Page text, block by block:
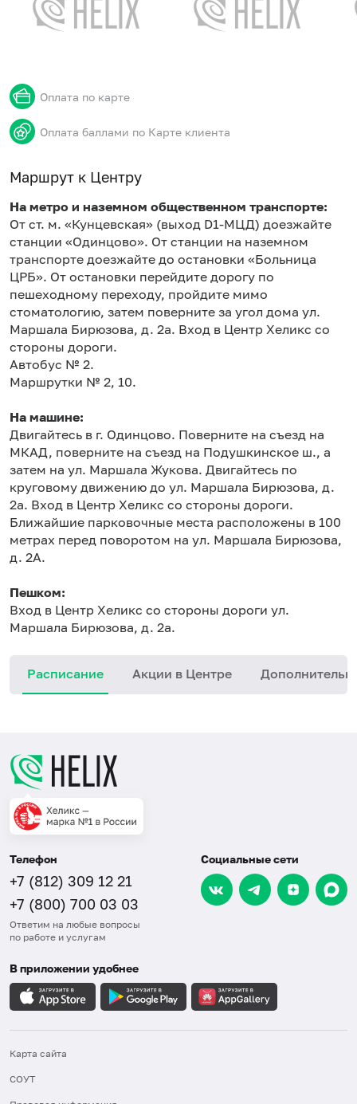
Оплата по карте
Оплата баллами по Карте клиента
Маршрут к Центру
На метро и наземном общественном транспорте:
От ст. м. «Кунцевская» (выход D1-МЦД) доезжайте
станции «Одинцово». От станции на наземном
транспорте доезжайте до остановки «Больница
ЦРБ». От остановки перейдите дорогу по
пешеходному переходу, пройдите мимо
стоматологию, затем поверните за угол дома ул.
Маршала Бирюзова, д. 2а. Вход в Центр Хеликс со
стороны дороги.
Автобус № 2.
Маршрутки № 2, 10.
На машине:
Двигайтесь в г. Одинцово. Поверните на съезд на
МКАД, поверните на съезд на Подушкинское ш., а
затем на ул. Маршала Жукова. Двигайтесь по
круговому движению до ул. Маршала Бирюзова, д.
2а. Вход в Центр Хеликс со стороны дороги.
Ближайшие парковочные места расположены в 100
метрах перед поворотом на ул. Маршала Бирюзова,
д. 2А.
Пешком:
Вход в Центр Хеликс со стороны дороги ул.
Маршала Бирюзова, д. 2а.
Расписание Акции в Центре
Телефон
+7 (812) 309 12 21
+7 (800) 700 03 03
Ответим на любые вопросы
по работе и услугам
Социальные сети
В приложении удобнее
Карта сайта
СОУТ